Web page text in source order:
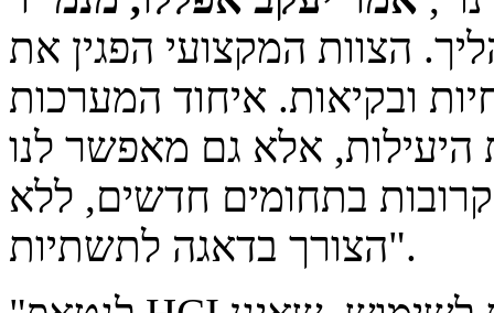
הצוות המקצועי הפגין את
ובקיאות. איחוד המערכות
אלא גם מאפשר לנו
בתחומים חדשים, ללא
הצורך בדאגה לתשתיות".